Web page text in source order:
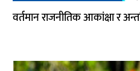
वर्तमान राजनीतिक आकांक्षा र